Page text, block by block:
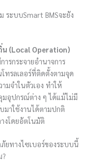
ระบบSmart BMSจะยัง
น (Local Operation)
ารกระจายอำนาจการ
ทรลเลอร์ที่ติดตั้งตามจุด
มจำในตัวเอง ทำให้
มอุปกรณ์ต่าง ๆ ได้แม้ไม่มี
มาใช้งานได้ตามปกติ
งโดยอัตโนมัติ
ยทางไซเบอร์ของระบบนี้
?